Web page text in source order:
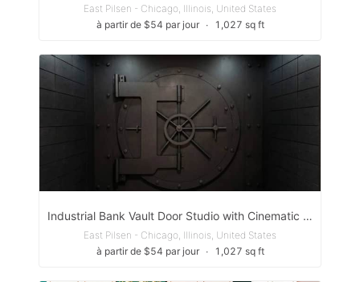
East Pilsen - Chicago, Illinois, United States
à partir de $54 par jour
∙ 1,027 sq ft
Industrial Bank Vault Door Studio with Cinematic Edge
East Pilsen - Chicago, Illinois, United States
à partir de $54 par jour
∙ 1,027 sq ft